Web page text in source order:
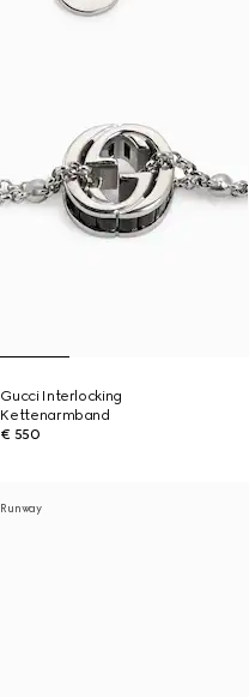
Gucci Interlocking
Kettenarmband
€ 550
Runway